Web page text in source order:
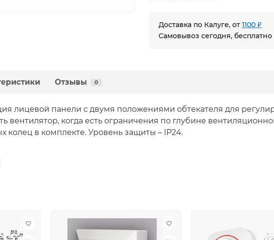
Доставка по Калуге, от1100 ₽
Самовывоз сегодня, бесплатно
Отзывы 0
лицевой панели с двумя положениями обтекателя для
вентилятор, когда есть ограничения по глубине
колец в комплекте. Уровень защиты – IP24.